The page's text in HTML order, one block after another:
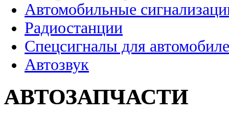
Автомобильные
Радиостанции
Спецсигналы для
Автозвук
АВТОЗАПЧАСТИ